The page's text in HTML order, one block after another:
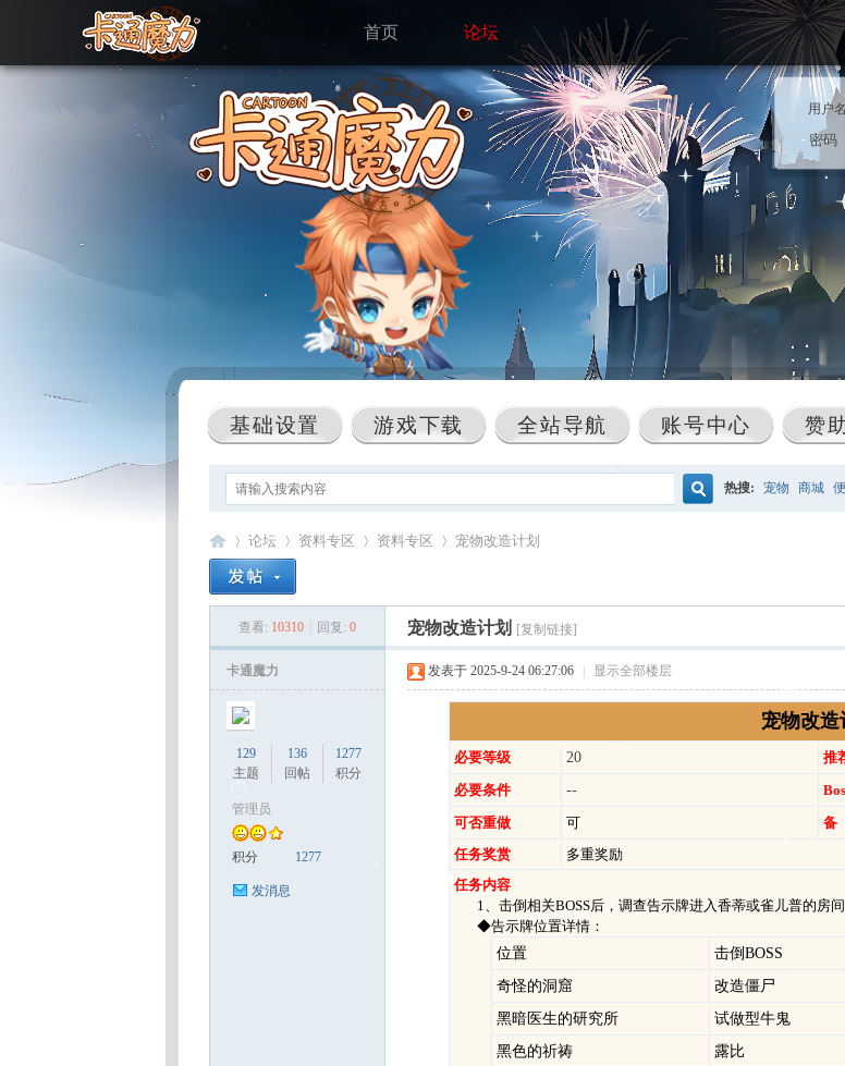
首页 论坛
用户名
密码
基础设置 游戏下载 全站导航 账号中心 赞
热搜: 宠物 商城
论坛
›
资料专区
›
资料专区
›
宠物改造计划
查看: 10310 回复: 0 宠物改造计划 [复制链接]
卡通魔力
129
主题
136
回帖
1277
积分
管理员
积分 1277
发消息
发表于 2025-9-24 06:27:06 显示全部楼层
宠物改造
必要等级 20 推
必要条件
--
可否重做
可 备
任务奖赏
多重奖励
任务内容
1、击倒相关BOSS后，调查告示牌进入香蒂或雀儿普的房间
◆告示牌位置详情：
位置
击倒BOSS
奇怪的洞窟
改造僵尸
黑暗医生的研究所
试做型牛鬼
黑色的祈祷
露比